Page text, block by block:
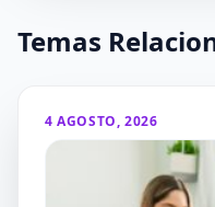
Temas
4 AGOSTO, 2026